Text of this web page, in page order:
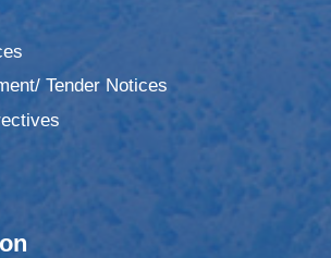
Tender Notices